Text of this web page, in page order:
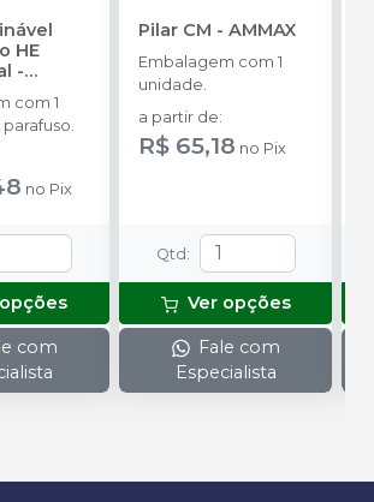
HE
-
com 1
parafuso.
no Pix
com
Pilar CM - AMMAX
Embalagem com 1
unidade.
a partir de:
R$ 65,18 no Pix
Qtd :
Ver opções
Fale com
Especialista